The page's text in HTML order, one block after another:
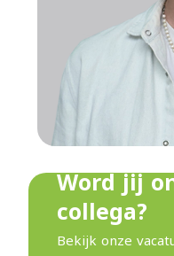
Word jij
collega?
Bekijk onze